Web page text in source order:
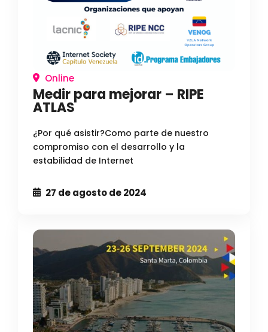
Online
Medir para mejorar – RIPE
ATLAS
¿Por qué asistir?Como parte de nuestro
compromiso con el desarrollo y la
estabilidad de Internet
27 de agosto de 2024